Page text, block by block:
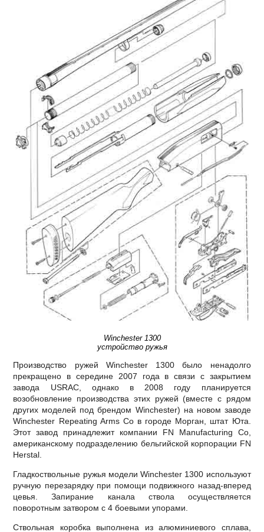
Winchester 1300
устройство ружья
Производство ружей Winchester 1300 было ненадолго
прекращено в середине 2007 года в связи с закрытием
завода USRAC, однако в 2008 году планируется
возобновление производства этих ружей (вместе с рядом
других моделей под брендом Winchester) на новом заводе
Winchester Repeating Arms Co в городе Морган, штат Юта.
Этот завод принадлежит компании FN Manufacturing Co,
американскому подразделению бельгийской корпорации FN
Herstal.
Гладкоствольные ружья модели Winchester 1300 используют
ручную перезарядку при помощи подвижного назад-вперед
цевья. Запирание канала ствола осуществляется
поворотным затвором с 4 боевыми упорами.
Ствольная коробка выполнена из алюминиевого сплава,